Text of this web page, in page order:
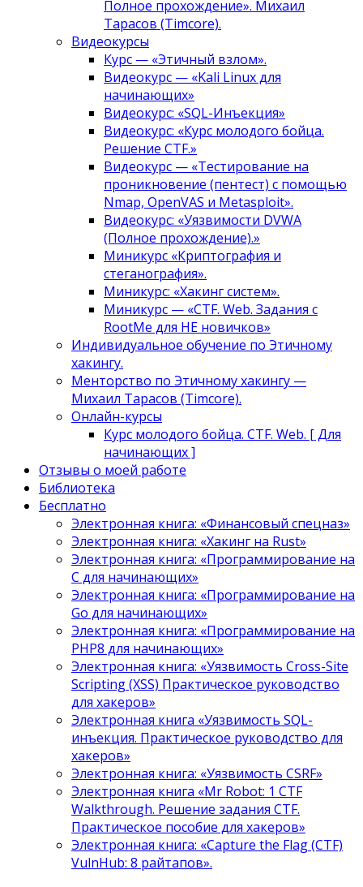
Полное прохождение». Михаил
Тарасов (Timcore).
Видеокурсы
Курс — «Этичный взлом».
Видеокурс — «Kali Linux для
начинающих»
Видеокурс: «SQL-Инъекция»
Видеокурс: «Курс молодого бойца.
Решение CTF.»
Видеокурс — «Тестирование на
проникновение (пентест) с помощью
Nmap, OpenVAS и Metasploit».
Видеокурс: «Уязвимости DVWA
(Полное прохождение).»
Миникурс «Криптография и
стеганография».
Миникурс: «Хакинг систем».
Миникурс — «CTF. Web. Задания с
RootMe для НЕ новичков»
Индивидуальное обучение по Этичному
хакингу.
Менторство по Этичному хакингу —
Михаил Тарасов (Timcore).
Онлайн-курсы
Курс молодого бойца. CTF. Web. [ Для
начинающих ]
Отзывы о моей работе
Библиотека
Бесплатно
Электронная книга: «Финансовый спецназ»
Электронная книга: «Хакинг на Rust»
Электронная книга: «Программирование на
C для начинающих»
Электронная книга: «Программирование на
Go для начинающих»
Электронная книга: «Программирование на
PHP8 для начинающих»
Электронная книга: «Уязвимость Cross-Site
Scripting (XSS) Практическое руководство
для хакеров»
Электронная книга «Уязвимость SQL-
инъекция. Практическое руководство для
хакеров»
Электронная книга: «Уязвимость CSRF»
Электронная книга «Mr Robot: 1 CTF
Walkthrough. Решение задания CTF.
Практическое пособие для хакеров»
Электронная книга: «Capture the Flag (CTF)
VulnHub: 8 райтапов».